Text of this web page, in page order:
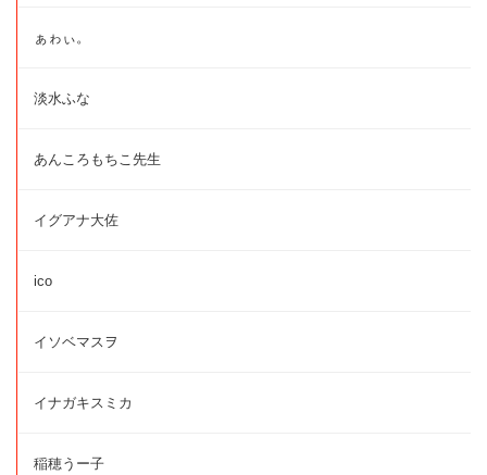
ぁゎぃ。
淡水ふな
あんころもちこ先生
イグアナ大佐
ico
イソベマスヲ
イナガキスミカ
稲穂うー子